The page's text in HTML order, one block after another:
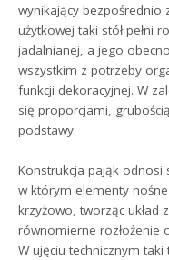
wynikający bezpośrednio
użytkowej taki stół pełni
jadalnianej, a jego
wszystkim z potrzeby
funkcji dekoracyjnej. W
się proporcjami,
podstawy.
Konstrukcja pająk
w którym elementy
krzyżowo, tworząc układ
równomierne rozłożenie
W ujęciu technicznym